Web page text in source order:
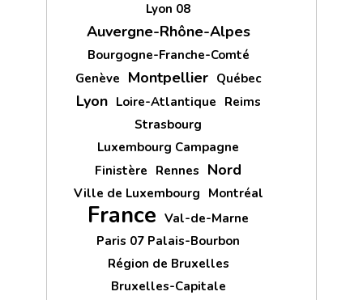
Lyon 08
Auvergne-Rhône-Alpes
Bourgogne-Franche-Comté
Genève Montpellier Québec
Lyon Loire-Atlantique Reims
Strasbourg
Luxembourg Campagne
Finistère Rennes Nord
Ville de Luxembourg Montréal
France Val-de-Marne
Paris 07 Palais-Bourbon
Région de Bruxelles
Bruxelles-Capitale